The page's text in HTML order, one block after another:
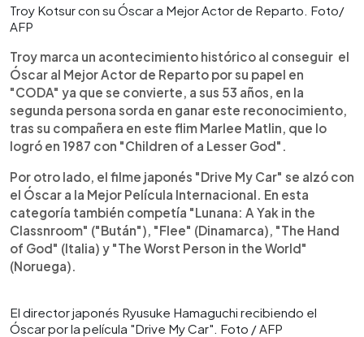
Troy Kotsur con su Óscar a Mejor Actor de Reparto. Foto/
AFP
Troy marca un acontecimiento histórico al conseguir el
Óscar al Mejor Actor de Reparto por su papel en
"CODA" ya que se convierte, a sus 53 años, en la
segunda persona sorda en ganar este reconocimiento,
tras su compañera en este flim Marlee Matlin, que lo
logró en 1987 con "Children of a Lesser God".
Por otro lado, el filme japonés "Drive My Car" se alzó con
el Óscar a la Mejor Película Internacional. En esta
categoría también competía "Lunana: A Yak in the
Classnroom" ("Bután"), "Flee" (Dinamarca), "The Hand
of God" (Italia) y "The Worst Person in the World"
(Noruega).
El director japonés Ryusuke Hamaguchi recibiendo el
Óscar por la película "Drive My Car". Foto / AFP